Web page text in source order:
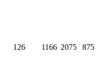
126 1166 2075 875